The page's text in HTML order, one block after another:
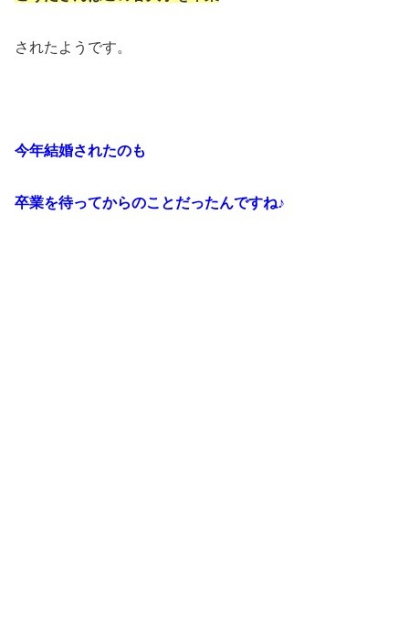
されたようです。
今年結婚されたのも
卒業を待ってからのことだったんですね♪